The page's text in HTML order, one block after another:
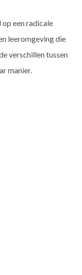
op een radicale
leeromgeving die
verschillen tussen
manier.